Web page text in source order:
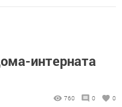
интерната
760 0 0